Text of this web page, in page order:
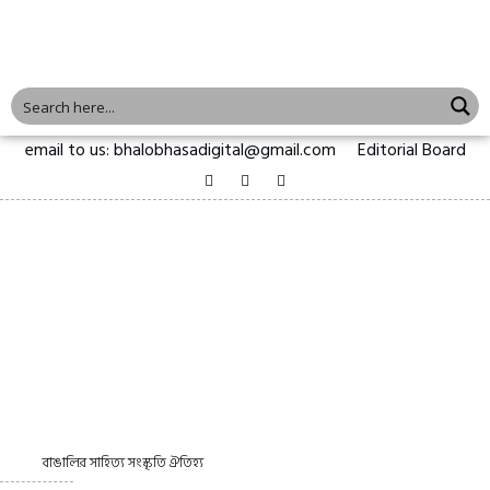
email to us: bhalobhasadigital@gmail.com Editorial Board
বাঙালির সাহিত্য সংস্কৃতি ঐতিহ্য